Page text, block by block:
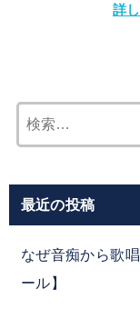
詳
最近の投稿
なぜ音痴から歌
ール】